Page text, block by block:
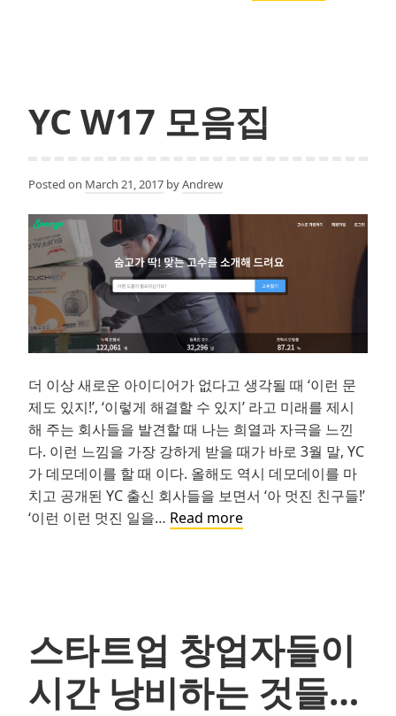
는
왜,
하
는
가
YC W17 모음집
Posted on March 21, 2017 byAndrew
더 이상 새로운 아이디어가 없다고 생각될 때 ‘이런 문
제도 있지!’, ‘이렇게 해결할 수 있지’ 라고 미래를 제시
해 주는 회사들을 발견할 때 나는 희열과 자극을 느낀
다. 이런 느낌을 가장 강하게 받을 때가 바로 3월 말, YC
가 데모데이를 할 때 이다. 올해도 역시 데모데이를 마
치고 공개된 YC 출신 회사들을 보면서 ‘아 멋진 친구들!’
‘이런 이런 멋진 일을… Read moreYC
스타트업 창업자들이
시간 낭비하는 것들…